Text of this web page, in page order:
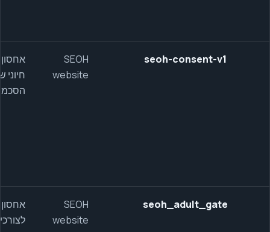
seoh-consent-v1
SEOH
website
אחסון
חיוני
seoh_adult_gate
SEOH
website
אחסון
לצורכי